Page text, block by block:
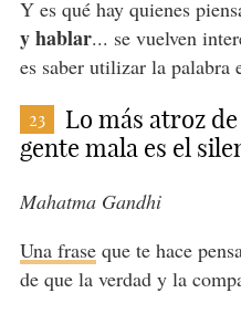
Y es qué hay quienes
y hablar... se vuelven
es saber utilizar la palabra
23
Lo más atroz
gente mala es el
Mahatma Gandhi
Una fraseque te hace
de que la verdad y la